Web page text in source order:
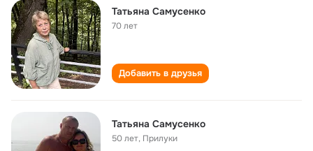
Татьяна Самусенко
70 лет
Добавить в друзья
Татьяна Самусенко
50 лет, Прилуки